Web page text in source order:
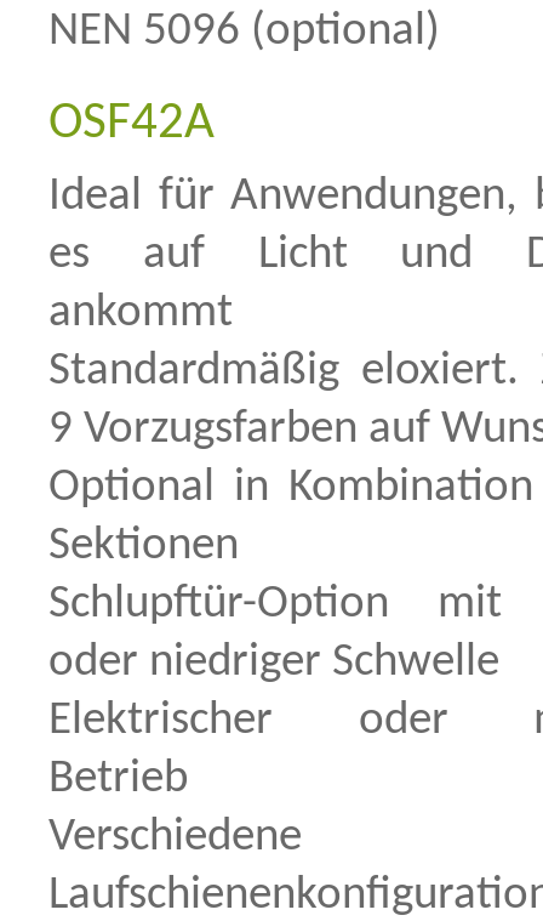
NEN 5096 (optional)
OSF42A
Ideal für Anwendungen,
es auf Licht und
ankommt
Standardmäßig eloxiert.
9 Vorzugsfarben auf
Optional in
Sektionen
Schlupftür-Option mit
oder niedriger Schwelle
Elektrischer oder
Betrieb
Verschiedene